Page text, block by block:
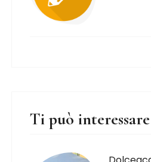
Ti può interessare